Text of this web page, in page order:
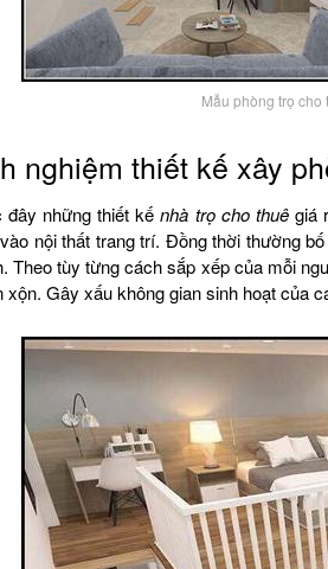
Mẫu phòng trọ
nghiệm thiết kế xây
đây những thiết kếnhà trọ cho thuêgiá
nội thất trang trí. Đồng thời thường
Theo tùy từng cách sắp xếp của mỗi
xộn. Gây xấu không gian sinh hoạt của